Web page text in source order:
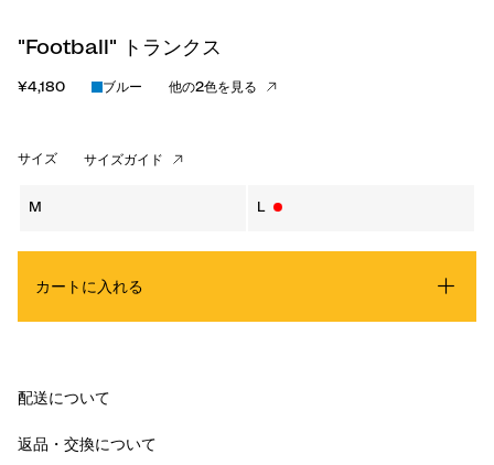
"Football" トランクス
¥4,180 ブルー 他の2色を見る
サイズ サイズガイド
M L
カートに入れる
配送について
返品・交換について